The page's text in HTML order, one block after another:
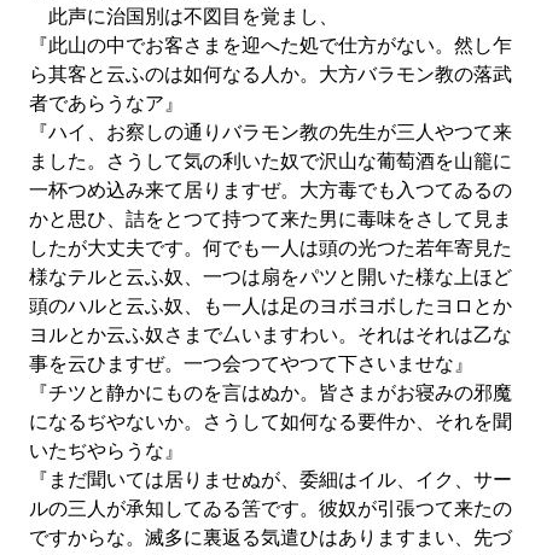
此声に治国別は不図目を覚まし、
『此山の中でお客さまを迎へた処で仕方がない。然し乍
ら其客と云ふのは如何なる人か。大方バラモン教の落武
者であらうなア』
『ハイ、お察しの通りバラモン教の先生が三人やつて来
ました。さうして気の利いた奴で沢山な葡萄酒を山籠に
一杯つめ込み来て居りますぜ。大方毒でも入つてゐるの
かと思ひ、詰をとつて持つて来た男に毒味をさして見ま
したが大丈夫です。何でも一人は頭の光つた若年寄見た
様なテルと云ふ奴、一つは扇をパツと開いた様な上ほど
頭のハルと云ふ奴、も一人は足のヨボヨボしたヨロとか
ヨルとか云ふ奴さまで厶いますわい。それはそれは乙な
事を云ひますぜ。一つ会つてやつて下さいませな』
『チツと静かにものを言はぬか。皆さまがお寝みの邪魔
になるぢやないか。さうして如何なる要件か、それを聞
いたぢやらうな』
『まだ聞いては居りませぬが、委細はイル、イク、サー
ルの三人が承知してゐる筈です。彼奴が引張つて来たの
ですからな。滅多に裏返る気遣ひはありますまい、先づ